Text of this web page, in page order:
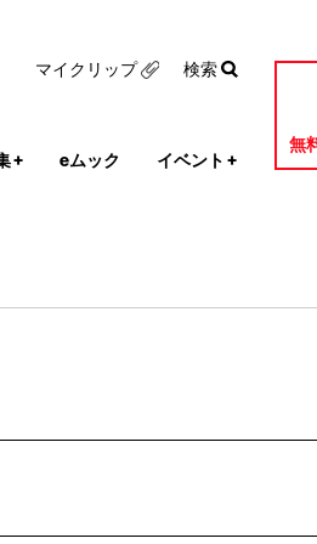
+ eムック イベント +
無
マイクリップ 検索